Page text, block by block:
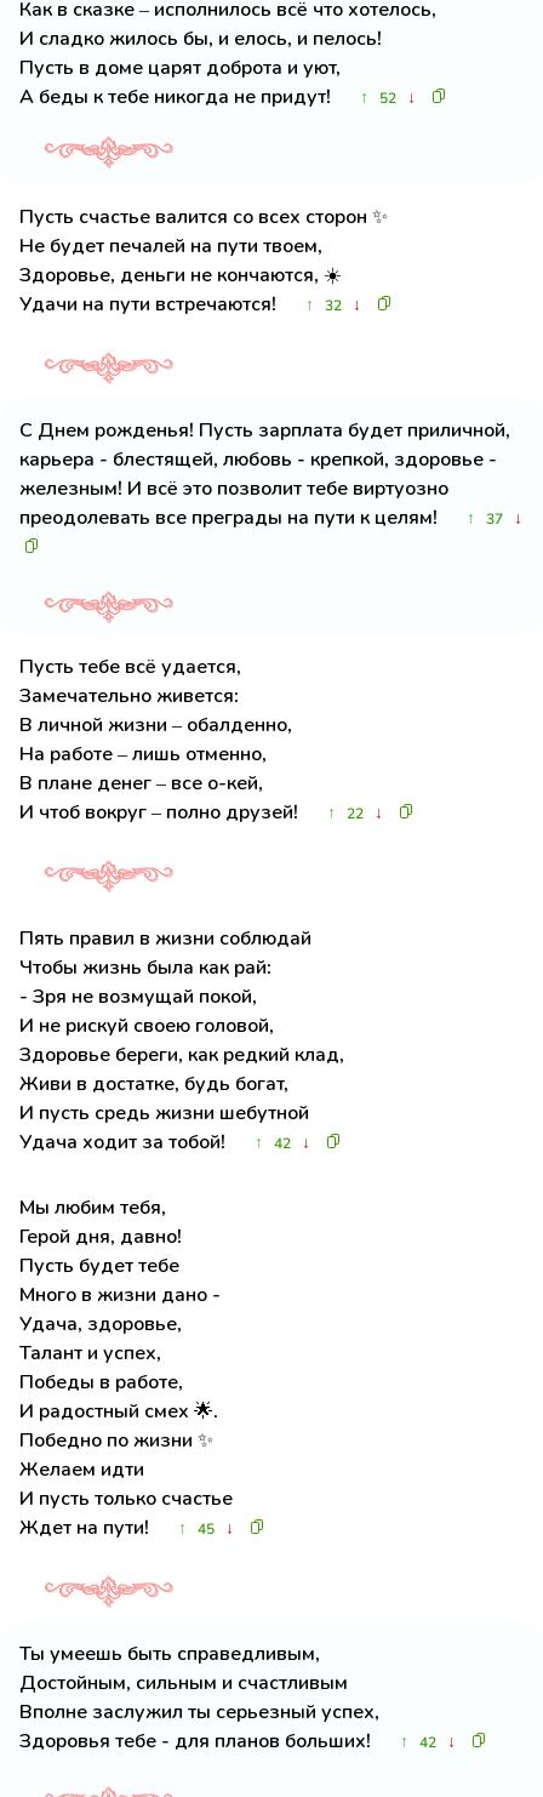
Как в сказке – исполнилось всё что хотелось,
И сладко жилось бы, и елось, и пелось!
Пусть в доме царят доброта и уют,
А беды к тебе никогда не придут!
↑ 52 ↓
Пусть счастье валится со всех сторон ✨
Не будет печалей на пути твоем,
Здоровье, деньги не кончаются, ☀️
Удачи на пути встречаются!
↑ 32 ↓
С Днем рожденья! Пусть зарплата будет приличной,
карьера - блестящей, любовь - крепкой, здоровье -
железным! И всё это позволит тебе виртуозно
преодолевать все преграды на пути к целям!
↑ 37 ↓
Пусть тебе всё удается,
Замечательно живется:
В личной жизни – обалденно,
На работе – лишь отменно,
В плане денег – все о-кей,
И чтоб вокруг – полно друзей!
↑ 22 ↓
Пять правил в жизни соблюдай
Чтобы жизнь была как рай:
- Зря не возмущай покой,
И не рискуй своею головой,
Здоровье береги, как редкий клад,
Живи в достатке, будь богат,
И пусть средь жизни шебутной
Удача ходит за тобой!
↑ 42 ↓
Мы любим тебя,
Герой дня, давно!
Пусть будет тебе
Много в жизни дано -
Удача, здоровье,
Талант и успех,
Победы в работе,
И радостный смех 🌟.
Победно по жизни ✨
Желаем идти
И пусть только счастье
Ждет на пути!
↑ 45 ↓
Ты умеешь быть справедливым,
Достойным, сильным и счастливым
Вполне заслужил ты серьезный успех,
Здоровья тебе - для планов больших!
↑ 42 ↓